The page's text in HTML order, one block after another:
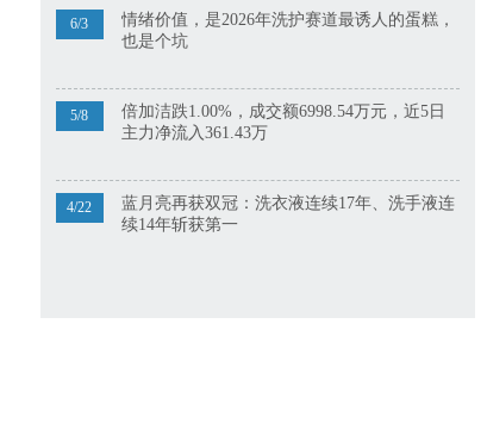
6/3
情绪价值，是2026年洗护赛道最诱人的蛋糕，
也是个坑
5/8
倍加洁跌1.00%，成交额6998.54万元，近5日
主力净流入361.43万
4/22
蓝月亮再获双冠：洗衣液连续17年、洗手液连
续14年斩获第一